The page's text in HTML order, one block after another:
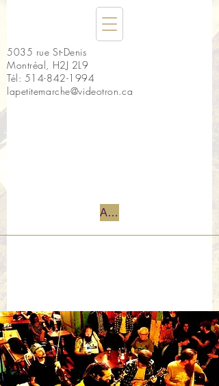
5035 rue St-Denis
Montréal, H2J 2L9
Tél: 514-842-1994
lapetitemarche@videotron.ca
Accueil